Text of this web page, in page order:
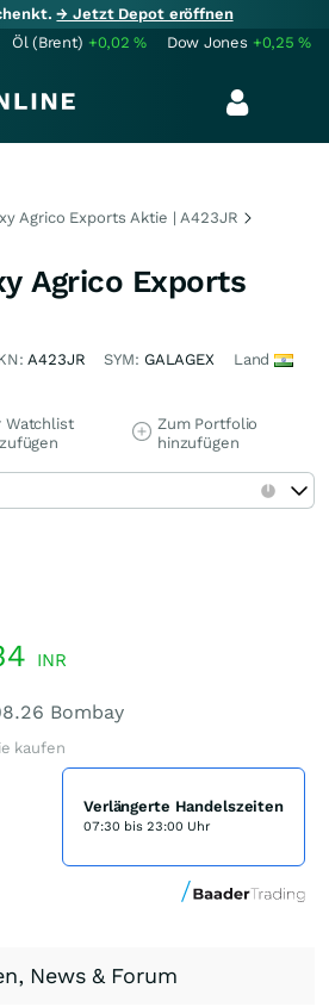
→ Jetzt Depot eröffnen
Öl (Brent) +0,02% Dow Jones +0,25%
Agrico Exports Aktie | A423JR
Agrico Exports
A423JR SYM: GALAGEX Land
Watchlist
Zum Portfolio
hinzufügen
INR
Bombay
kaufen
Verlängerte Handelszeiten
07:30 bis 23:00 Uhr
News & Forum